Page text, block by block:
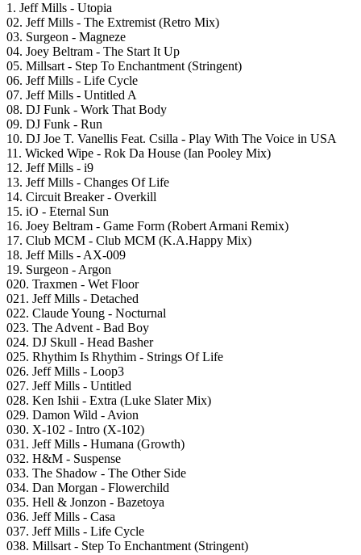
1. Jeff Mills - Utopia
02. Jeff Mills - The Extremist (Retro Mix)
03. Surgeon - Magneze
04. Joey Beltram - The Start It Up
05. Millsart - Step To Enchantment (Stringent)
06. Jeff Mills - Life Cycle
07. Jeff Mills - Untitled A
08. DJ Funk - Work That Body
09. DJ Funk - Run
10. DJ Joe T. Vanellis Feat. Csilla - Play With The Voice in USA
11. Wicked Wipe - Rok Da House (Ian Pooley Mix)
12. Jeff Mills - i9
13. Jeff Mills - Changes Of Life
14. Circuit Breaker - Overkill
15. iO - Eternal Sun
16. Joey Beltram - Game Form (Robert Armani Remix)
17. Club MCM - Club MCM (K.A.Happy Mix)
18. Jeff Mills - AX-009
19. Surgeon - Argon
020. Traxmen - Wet Floor
021. Jeff Mills - Detached
022. Claude Young - Nocturnal
023. The Advent - Bad Boy
024. DJ Skull - Head Basher
025. Rhythim Is Rhythim - Strings Of Life
026. Jeff Mills - Loop3
027. Jeff Mills - Untitled
028. Ken Ishii - Extra (Luke Slater Mix)
029. Damon Wild - Avion
030. X-102 - Intro (X-102)
031. Jeff Mills - Humana (Growth)
032. H&M - Suspense
033. The Shadow - The Other Side
034. Dan Morgan - Flowerchild
035. Hell & Jonzon - Bazetoya
036. Jeff Mills - Casa
037. Jeff Mills - Life Cycle
038. Millsart - Step To Enchantment (Stringent)